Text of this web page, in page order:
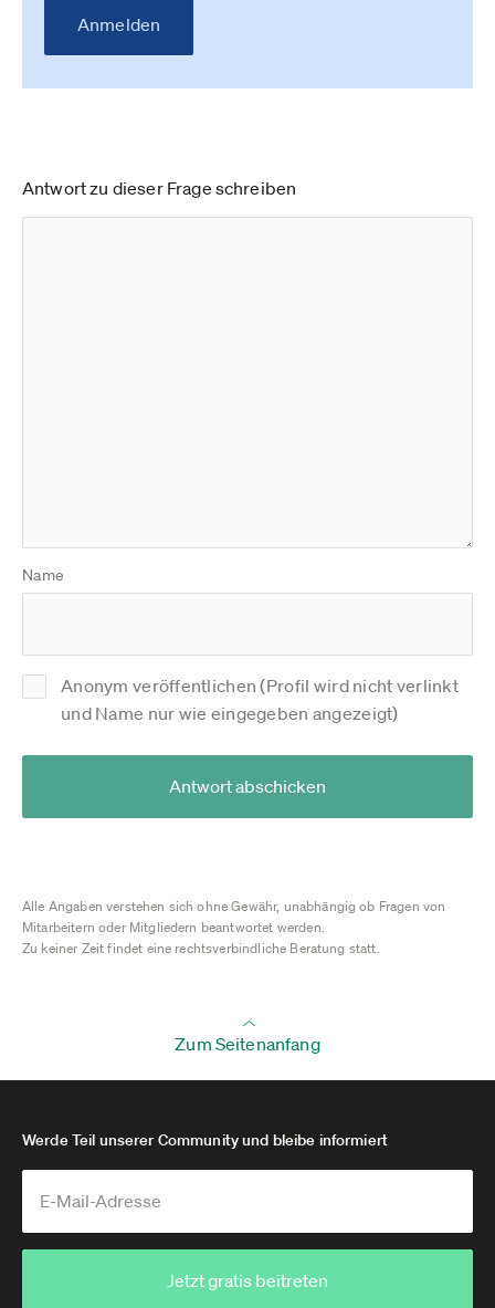
Anmelden
Antwort zu dieser Frage schreiben
Name
Anonym veröffentlichen (Profil wird nicht verlinkt
und Name nur wie eingegeben angezeigt)
Antwort abschicken
Alle Angaben verstehen sich ohne Gewähr, unabhängig ob Fragen von
Mitarbeitern oder Mitgliedern beantwortet werden.
Zu keiner Zeit findet eine rechtsverbindliche Beratung statt.
Zum Seitenanfang
Werde Teil unserer Community und bleibe informiert
Jetzt gratis beitreten